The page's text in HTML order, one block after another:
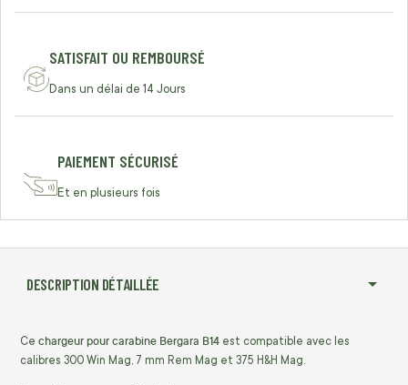
SATISFAIT OU REMBOURSÉ
Dans un délai de 14 Jours
PAIEMENT SÉCURISÉ
Et en plusieurs fois
DESCRIPTION DÉTAILLÉE
Ce chargeur pour carabine Bergara B14 est compatible avec les
calibres 300 Win Mag, 7 mm Rem Mag et 375 H&H Mag.